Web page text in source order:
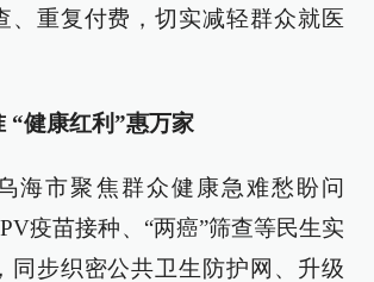
、重复付费，切实减轻群众就医
“健康红利”惠万家
海市聚焦群众健康急难愁盼问
疫苗接种、“两癌”筛查等民生实
同步织密公共卫生防护网、升级